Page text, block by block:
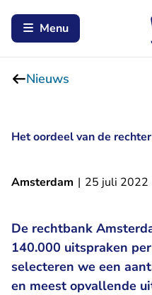
Menu
Nieuws
Het oordeel van de rechter
Amsterdam | 25 juli 2022
De rechtbank
140.000 uitspraken
selecteren we een
en meest opvallende